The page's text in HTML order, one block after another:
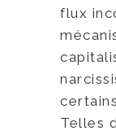
flux
Telles